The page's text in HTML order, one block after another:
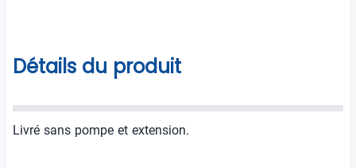
Détails du produit
Livré sans pompe et extension.